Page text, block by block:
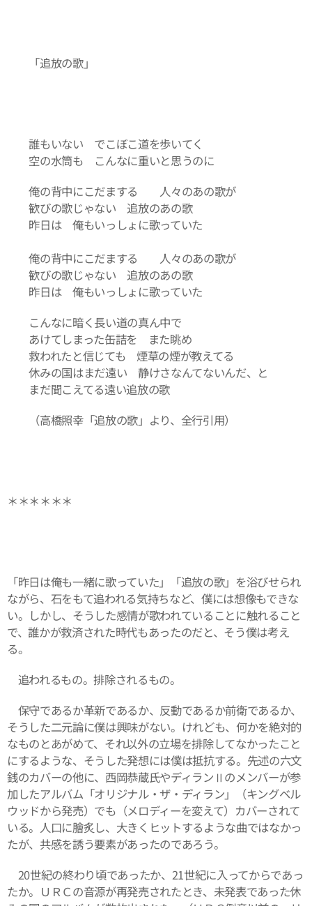
「追放の歌」
誰もいない でこぼこ道を歩いてく
空の水筒も こんなに重いと思うのに
俺の背中にこだまする 人々のあの歌が
歓びの歌じゃない 追放のあの歌
昨日は 俺もいっしょに歌っていた
俺の背中にこだまする 人々のあの歌が
歓びの歌じゃない 追放のあの歌
昨日は 俺もいっしょに歌っていた
こんなに暗く長い道の真ん中で
あけてしまった缶詰を また眺め
救われたと信じても 煙草の煙が教えてる
休みの国はまだ遠い 静けさなんてないんだ、と
まだ聞こえてる遠い追放の歌
（高橋照幸「追放の歌」より、全行引用）
＊＊＊＊＊＊
「昨日は俺も一緒に歌っていた」「追放の歌」を浴びせられ
ながら、石をもて追われる気持ちなど、僕には想像もできな
い。しかし、そうした感情が歌われていることに触れること
で、誰かが救済された時代もあったのだと、そう僕は考え
る。
追われるもの。排除されるもの。
保守であるか革新であるか、反動であるか前衛であるか、
そうした二元論に僕は興味がない。けれども、何かを絶対的
なものとあがめて、それ以外の立場を排除してなかったこと
にするような、そうした発想には僕は抵抗する。先述の六文
銭のカバーの他に、西岡恭蔵氏やディランⅡのメンバーが参
加したアルバム「オリジナル・ザ・ディラン」（キングベル
ウッドから発売）でも（メロディーを変えて）カバーされて
いる。人口に膾炙し、大きくヒットするような曲ではなかっ
たが、共感を誘う要素があったのであろう。
20世紀の終わり頃であったか、21世紀に入ってからであっ
たか。ＵＲＣの音源が再発売されたとき、未発表であった休